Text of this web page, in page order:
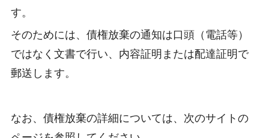
す。
そのためには、債権放棄の通知は口頭（電話等）
ではなく文書で行い、内容証明または配達証明で
郵送します。
なお、債権放棄の詳細については、次のサイトの